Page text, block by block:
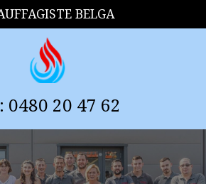
BELGA
0480 20 47 62